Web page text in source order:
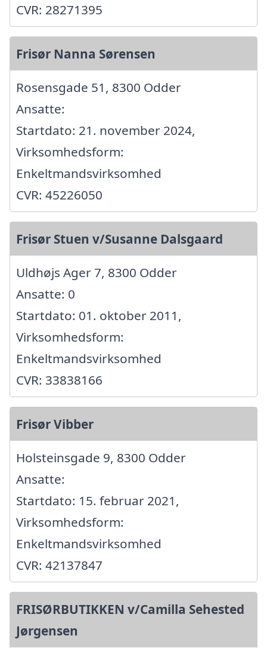
CVR: 28271395
Frisør Nanna Sørensen
Rosensgade 51, 8300 Odder
Ansatte:
Startdato: 21. november 2024,
Virksomhedsform:
Enkeltmandsvirksomhed
CVR: 45226050
Frisør Stuen v/Susanne Dalsgaard
Uldhøjs Ager 7, 8300 Odder
Ansatte: 0
Startdato: 01. oktober 2011,
Virksomhedsform:
Enkeltmandsvirksomhed
CVR: 33838166
Frisør Vibber
Holsteinsgade 9, 8300 Odder
Ansatte:
Startdato: 15. februar 2021,
Virksomhedsform:
Enkeltmandsvirksomhed
CVR: 42137847
FRISØRBUTIKKEN v/Camilla Sehested
Jørgensen